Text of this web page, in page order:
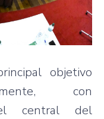
objetivo
con
central del